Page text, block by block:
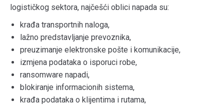
logističkog sektora, najčešći oblici napada su:
krađa transportnih naloga,
lažno predstavljanje prevoznika,
preuzimanje elektronske pošte i komunikacije,
izmjena podataka o isporuci robe,
ransomware napadi,
blokiranje informacionih sistema,
krađa podataka o klijentima i rutama,